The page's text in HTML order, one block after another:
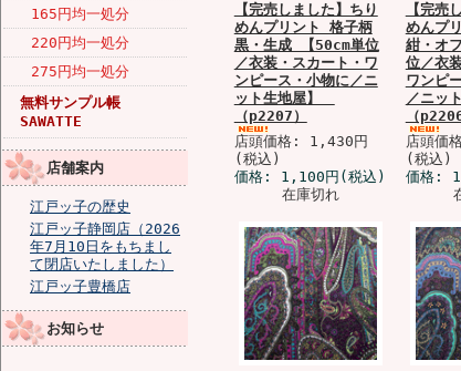
165円均一処分
220円均一処分
275円均一処分
無料サンプル帳
SAWATTE
店舗案内
江戸ッ子の歴史
江戸ッ子静岡店（2026
年7月10日をもちまし
て閉店いたしました）
江戸ッ子豊橋店
お知らせ
【完売しました】ちり
めんプリント 格子柄
黒・生成 【50cm単位
／衣装・スカート・ワ
ンピース・小物に／ニ
ット生地屋】
（p2207）
店頭価格: 1,430円
(税込)
価格: 1,100円 (税込)
在庫切れ
【完売
めんプ
紺・オ
位／衣
ワンピ
／ニッ
（p2206
店頭価
(税込)
価格: